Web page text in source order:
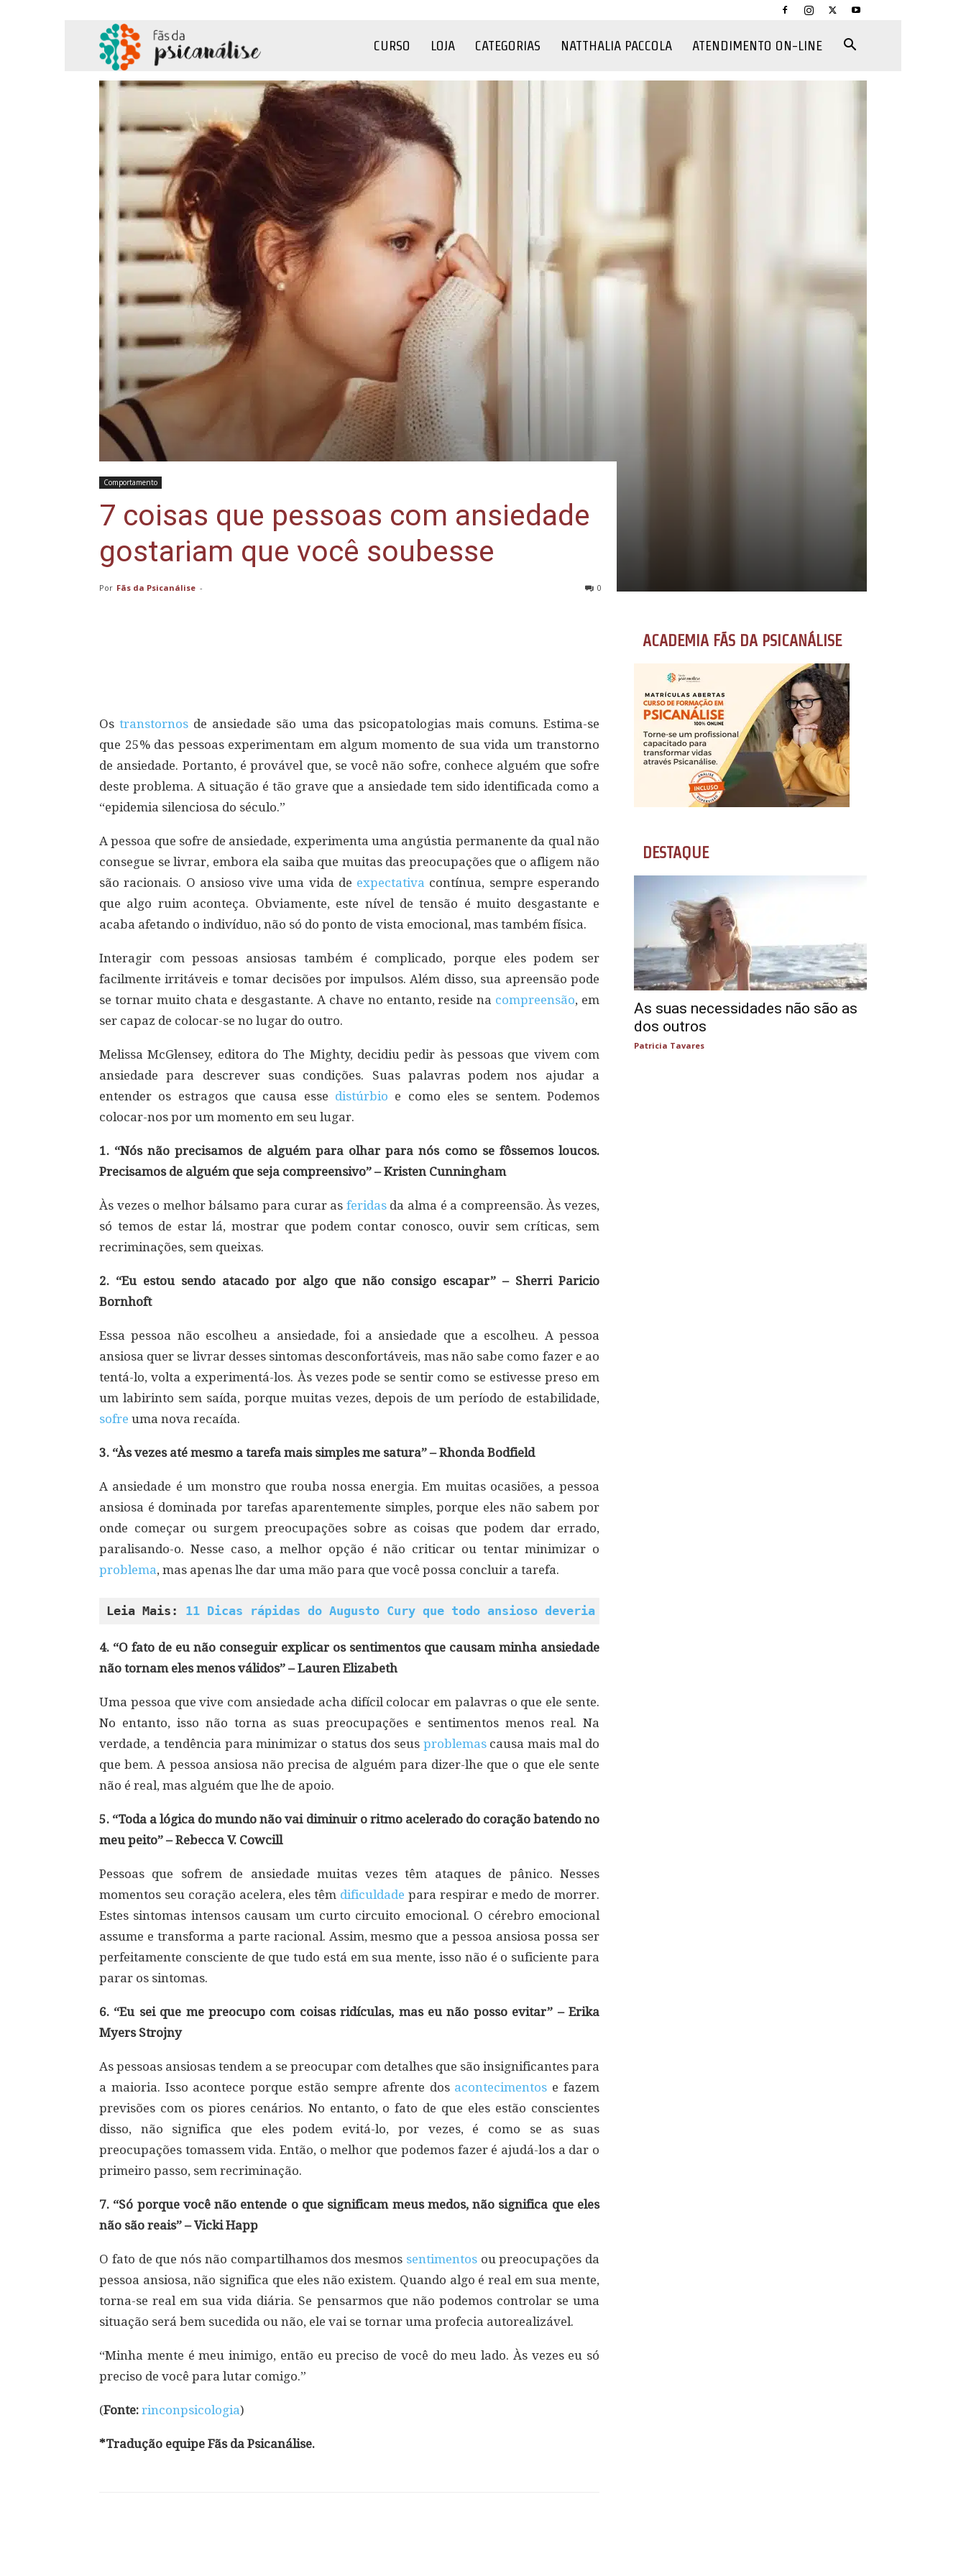
da
Psicanálise
CURSO LOJA CATEGORIAS NATTHALIA PACCOLA ATENDIMENTO ON-LINE
Comportamento
7 coisas que pessoas com ansiedade
gostariam que você soubesse
Por Fãs da Psicanálise - 0
Ostranstornos de ansiedade são uma das psicopatologias mais comuns. Estima-se
que 25% das pessoas experimentam em algum momento de sua vida um transtorno
de ansiedade. Portanto, é provável que, se você não sofre, conhece alguém que sofre
deste problema. A situação é tão grave que a ansiedade tem sido identificada como a
“epidemia silenciosa do século.”
A pessoa que sofre de ansiedade, experimenta uma angústia permanente da qual não
consegue se livrar, embora ela saiba que muitas das preocupações que o afligem não
são racionais. O ansioso vive uma vida de expectativa contínua, sempre esperando
que algo ruim aconteça. Obviamente, este nível de tensão é muito desgastante e
acaba afetando o indivíduo, não só do ponto de vista emocional, mas também física.
Interagir com pessoas ansiosas também é complicado, porque eles podem ser
facilmente irritáveis e tomar decisões por impulsos. Além disso, sua apreensão pode
se tornar muito chata e desgastante. A chave no entanto, reside na compreensão, em
ser capaz de colocar-se no lugar do outro.
Melissa McGlensey, editora do The Mighty, decidiu pedir às pessoas que vivem com
ansiedade para descrever suas condições. Suas palavras podem nos ajudar a
entender os estragos que causa esse distúrbio e como eles se sentem. Podemos
colocar-nos por um momento em seu lugar.
1. “Nós não precisamos de alguém para olhar para nós como se fôssemos loucos.
Precisamos de alguém que seja compreensivo” – Kristen Cunningham
Às vezes o melhor bálsamo para curar as feridas da alma é a compreensão. Às vezes,
só temos de estar lá, mostrar que podem contar conosco, ouvir sem críticas, sem
recriminações, sem queixas.
2. “Eu estou sendo atacado por algo que não consigo escapar” – Sherri Paricio
Bornhoft
Essa pessoa não escolheu a ansiedade, foi a ansiedade que a escolheu. A pessoa
ansiosa quer se livrar desses sintomas desconfortáveis, mas não sabe como fazer e ao
tentá-lo, volta a experimentá-los. Às vezes pode se sentir como se estivesse preso em
um labirinto sem saída, porque muitas vezes, depois de um período de estabilidade,
sofre uma nova recaída.
3. “Às vezes até mesmo a tarefa mais simples me satura” – Rhonda Bodfield
A ansiedade é um monstro que rouba nossa energia. Em muitas ocasiões, a pessoa
ansiosa é dominada por tarefas aparentemente simples, porque eles não sabem por
onde começar ou surgem preocupações sobre as coisas que podem dar errado,
paralisando-o. Nesse caso, a melhor opção é não criticar ou tentar minimizar o
problema, mas apenas lhe dar uma mão para que você possa concluir a tarefa.
Leia Mais: 11 Dicas rápidas do Augusto Cury que todo ansioso deveria ler
4. “O fato de eu não conseguir explicar os sentimentos que causam minha ansiedade
não tornam eles menos válidos” – Lauren Elizabeth
Uma pessoa que vive com ansiedade acha difícil colocar em palavras o que ele sente.
No entanto, isso não torna as suas preocupações e sentimentos menos real. Na
verdade, a tendência para minimizar o status dos seus problemas causa mais mal do
que bem. A pessoa ansiosa não precisa de alguém para dizer-lhe que o que ele sente
não é real, mas alguém que lhe de apoio.
5. “Toda a lógica do mundo não vai diminuir o ritmo acelerado do coração batendo no
meu peito” – Rebecca V. Cowcill
Pessoas que sofrem de ansiedade muitas vezes têm ataques de pânico. Nesses
momentos seu coração acelera, eles têm dificuldade para respirar e medo de morrer.
Estes sintomas intensos causam um curto circuito emocional. O cérebro emocional
assume e transforma a parte racional. Assim, mesmo que a pessoa ansiosa possa ser
perfeitamente consciente de que tudo está em sua mente, isso não é o suficiente para
parar os sintomas.
6. “Eu sei que me preocupo com coisas ridículas, mas eu não posso evitar” – Erika
Myers Strojny
As pessoas ansiosas tendem a se preocupar com detalhes que são insignificantes para
a maioria. Isso acontece porque estão sempre afrente dos acontecimentos e fazem
previsões com os piores cenários. No entanto, o fato de que eles estão conscientes
disso, não significa que eles podem evitá-lo, por vezes, é como se as suas
preocupações tomassem vida. Então, o melhor que podemos fazer é ajudá-los a dar o
primeiro passo, sem recriminação.
7. “Só porque você não entende o que significam meus medos, não significa que eles
não são reais” – Vicki Happ
O fato de que nós não compartilhamos dos mesmos sentimentos ou preocupações da
pessoa ansiosa, não significa que eles não existem. Quando algo é real em sua mente,
torna-se real em sua vida diária. Se pensarmos que não podemos controlar se uma
situação será bem sucedida ou não, ele vai se tornar uma profecia autorealizável.
“Minha mente é meu inimigo, então eu preciso de você do meu lado. Às vezes eu só
preciso de você para lutar comigo.”
(Fonte: rinconpsicologia)
*Tradução equipe Fãs da Psicanálise.
ACADEMIA FÃS DA PSICANÁLISE
DESTAQUE
As suas necessidades não são as
dos outros
Patricia Tavares